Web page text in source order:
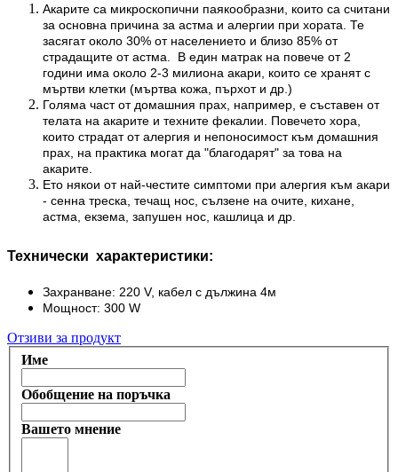
Акарите са микроскопични паякообразни, които са считани
за основна причина за астма и алергии при хората. Те
засягат около 30% от населението и близо 85% от
страдащите от астма. В един матрак на повече от 2
години има около 2-3 милиона акари, които се хранят с
мъртви клетки (мъртва кожа, пърхот и др.)
Голяма част от домашния прах, например, е съставен от
телата на акарите и техните фекалии. Повечето хора,
които страдат от алергия и непоносимост към домашния
прах, на практика могат да "благодарят" за това на
акарите.
Ето някои от най-честите симптоми при алергия към акари
- сенна треска, течащ нос, сълзене на очите, кихане,
астма, екзема, запушен нос, кашлица и др.
Технически характеристики:
Захранване: 220 V, кабел с дължина 4м
Мощност: 300 W
Отзиви за продукт
Име
Обобщение на поръчка
Вашето мнение